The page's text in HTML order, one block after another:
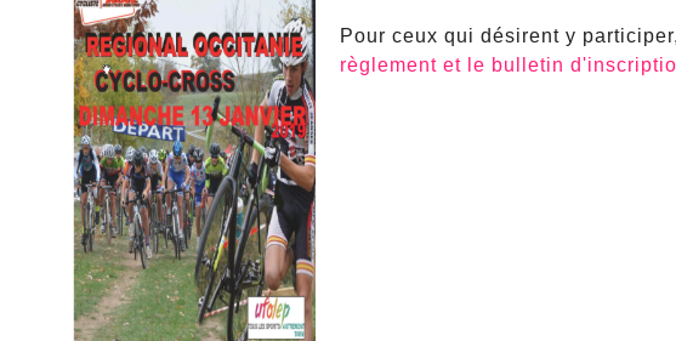
Pour ceux qui désirent y
règlement et le bulletin